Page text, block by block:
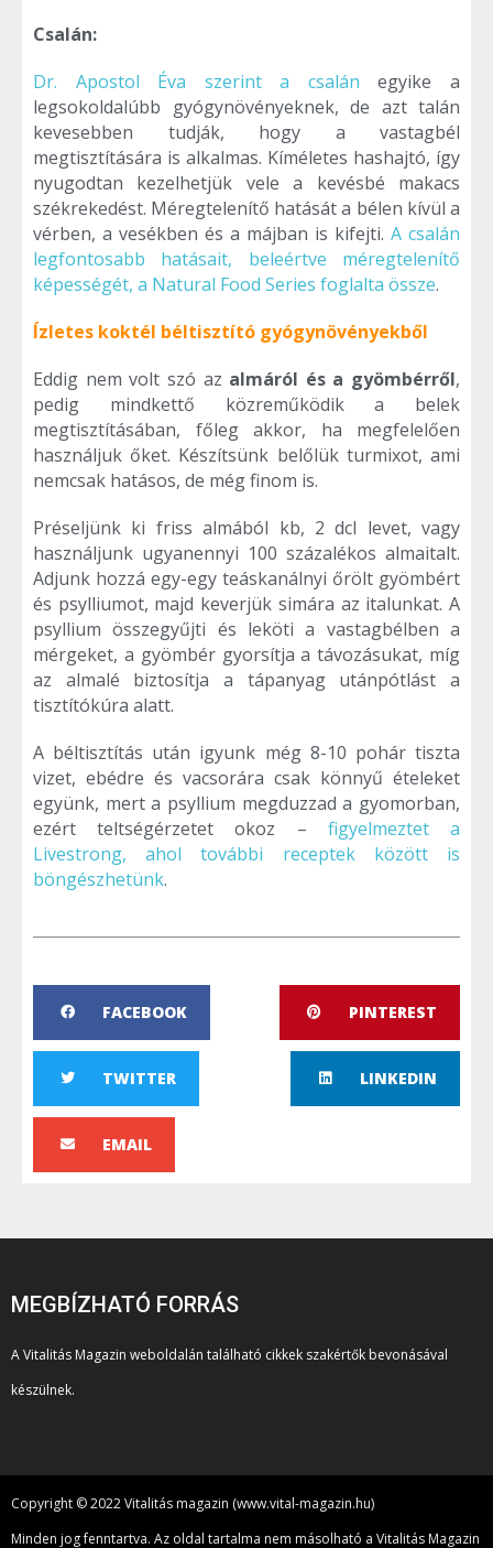
Csalán:
Dr. Apostol Éva szerint a csalán egyike a
legsokoldalúbb gyógynövényeknek, de azt talán
kevesebben tudják, hogy a vastagbél
megtisztítására is alkalmas. Kíméletes hashajtó, így
nyugodtan kezelhetjük vele a kevésbé makacs
székrekedést. Méregtelenítő hatását a bélen kívül a
vérben, a vesékben és a májban is kifejti. A csalán
legfontosabb hatásait, beleértve méregtelenítő
képességét, a Natural Food Series foglalta össze.
Ízletes koktél béltisztító gyógynövényekből
Eddig nem volt szó az almáról és a gyömbérről,
pedig mindkettő közreműködik a belek
megtisztításában, főleg akkor, ha megfelelően
használjuk őket. Készítsünk belőlük turmixot, ami
nemcsak hatásos, de még finom is.
Préseljünk ki friss almából kb, 2 dcl levet, vagy
használjunk ugyanennyi 100 százalékos almaitalt.
Adjunk hozzá egy-egy teáskanálnyi őrölt gyömbért
és psylliumot, majd keverjük simára az italunkat. A
psyllium összegyűjti és leköti a vastagbélben a
mérgeket, a gyömbér gyorsítja a távozásukat, míg
az almalé biztosítja a tápanyag utánpótlást a
tisztítókúra alatt.
A béltisztítás után igyunk még 8-10 pohár tiszta
vizet, ebédre és vacsorára csak könnyű ételeket
együnk, mert a psyllium megduzzad a gyomorban,
ezért teltségérzetet okoz – figyelmeztet a
Livestrong, ahol további receptek között is
böngészhetünk.
FACEBOOK PINTEREST
TWITTER LINKEDIN
EMAIL
MEGBÍZHATÓ FORRÁS
A Vitalitás Magazin weboldalán található cikkek szakértők bevonásával
készülnek.
Copyright © 2022 Vitalitás magazin (www.vital-magazin.hu)
Minden jog fenntartva. Az oldal tartalma nem másolható a Vitalitás Magazin